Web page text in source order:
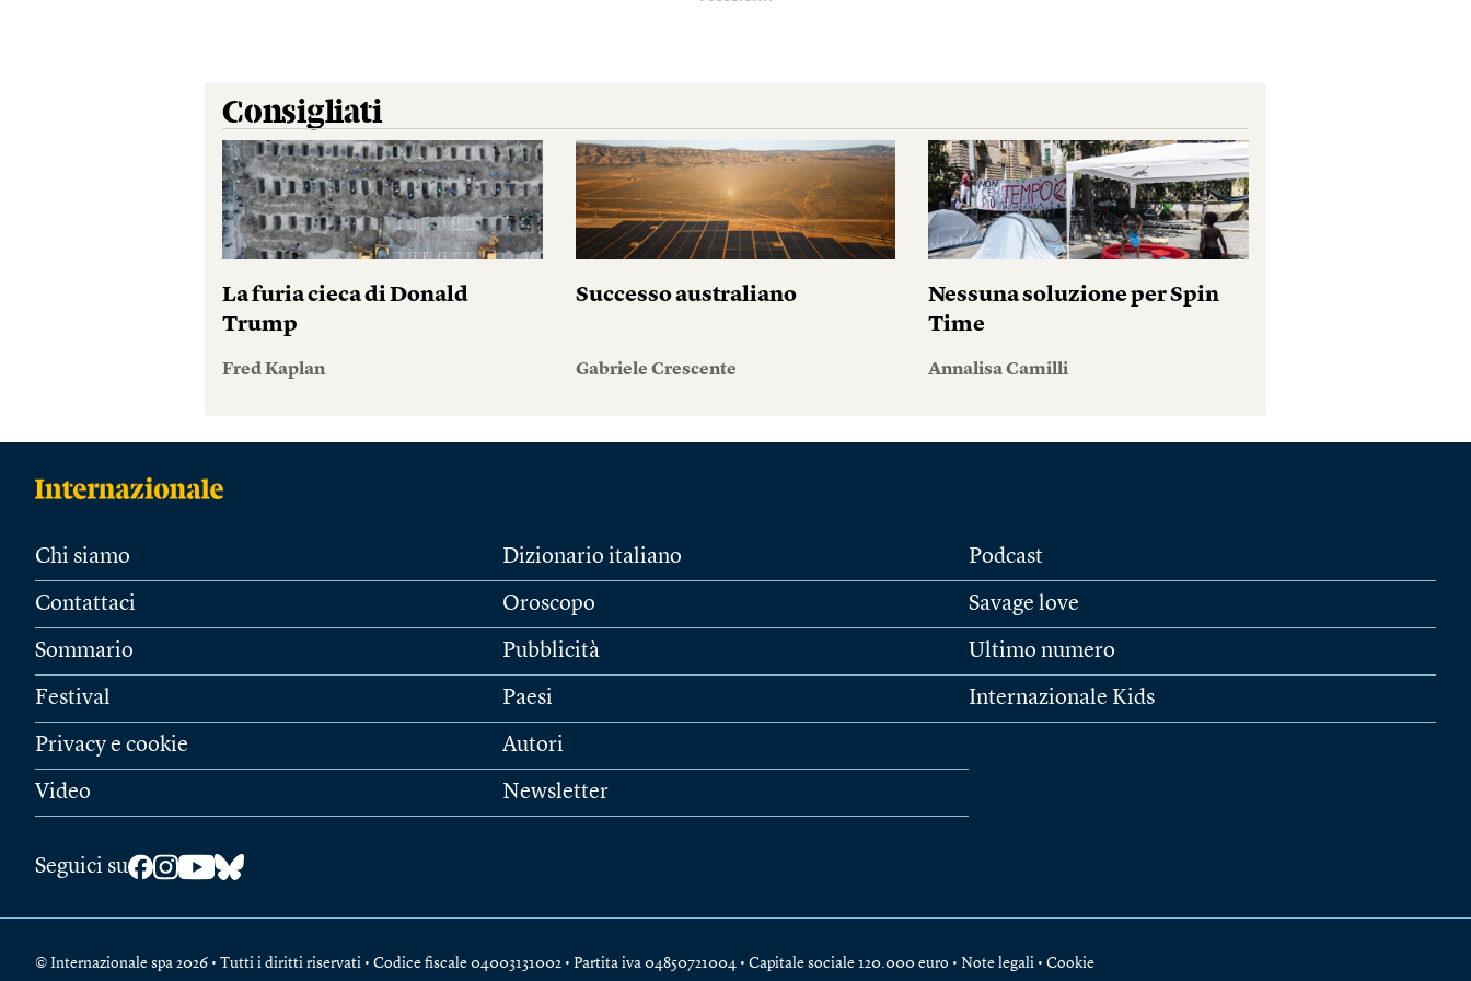
Consigliati
La furia cieca di Donald
Trump
Fred Kaplan
Successo australiano
Gabriele Crescente
Nessuna soluzione per Spin
Time
Annalisa Camilli
Chi siamo
Contattaci
Sommario
Festival
Privacy e cookie
Video
Dizionario italiano
Oroscopo
Pubblicità
Paesi
Autori
Newsletter
Podcast
Savage love
Ultimo numero
Internazionale Kids
Seguici su
© Internazionale spa 2026 • Tutti i diritti riservati • Codice fiscale 04003131002 • Partita iva 04850721004 • Capitale sociale 120.000 euro • Note legali • Cookie